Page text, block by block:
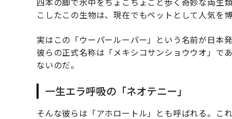
こしたこの生物は、現在でもペットとして人気を博
実はこの「ウーパールーパー」という名前が日本
彼らの正式名称は「メキシコサンショウウオ」で
ないのだ。
一生エラ呼吸の「ネオテニー」
そんな彼らは「アホロートル」とも呼ばれる。こ